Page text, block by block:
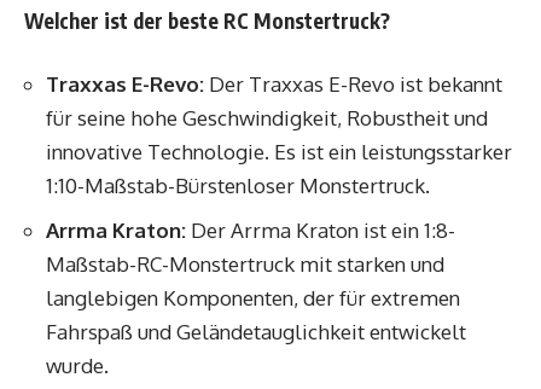
Welcher ist der beste RC Monstertruck?
Traxxas E-Revo: Der Traxxas E-Revo ist bekannt
für seine hohe Geschwindigkeit, Robustheit und
innovative Technologie. Es ist ein leistungsstarker
1:10-Maßstab-Bürstenloser Monstertruck.
Arrma Kraton: Der Arrma Kraton ist ein 1:8-
Maßstab-RC-Monstertruck mit starken und
langlebigen Komponenten, der für extremen
Fahrspaß und Geländetauglichkeit entwickelt
wurde.